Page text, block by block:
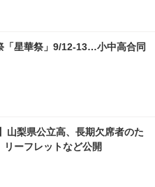
「星華祭」9/12-13…小中高合同
山梨県公立高、長期欠席者のた
リーフレットなど公開